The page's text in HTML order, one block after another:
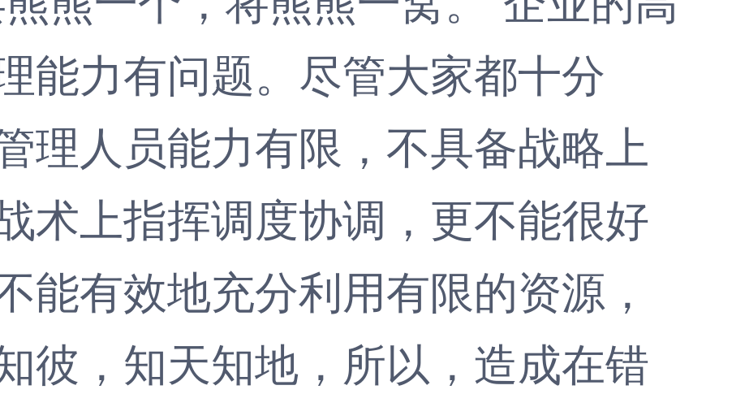
能力有问题。尽管大家都十分
理人员能力有限，不具备战略上
术上指挥调度协调，更不能很好
能有效地充分利用有限的资源，
彼，知天知地，所以，造成在错